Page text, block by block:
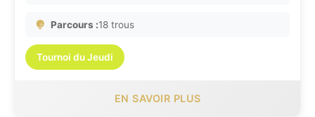
Parcours :18 trous
Tournoi du Jeudi
EN SAVOIR PLUS